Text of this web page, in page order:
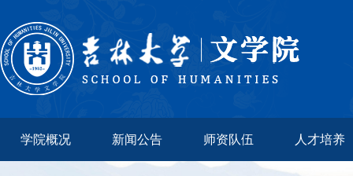
学院概况 新闻公告 师资队伍 人才培养